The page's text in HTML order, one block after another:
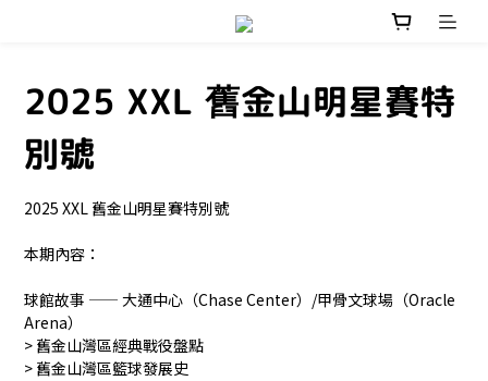
2025 XXL 舊金山明星賽特
別號
2025 XXL 舊金山明星賽特別號
本期內容：
球館故事 —— 大通中心（Chase Center）/甲骨文球場（Oracle
Arena）
> 舊金山灣區經典戰役盤點
> 舊金山灣區籃球發展史